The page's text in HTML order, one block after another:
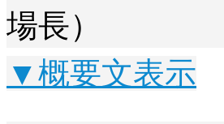
場長）
▼概要文表示